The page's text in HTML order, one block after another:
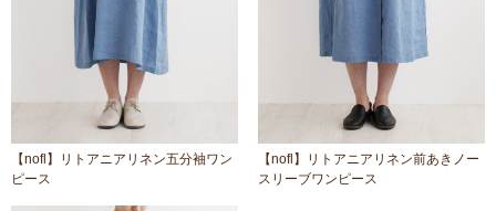
【nofl】リトアニアリネン五分袖ワン
ピース
【nofl】リトアニアリネン前あきノー
スリーブワンピース